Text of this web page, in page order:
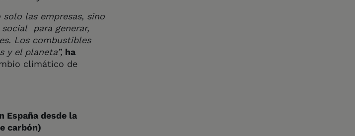
las empresas, sino
para generar,
Los combustibles
y el planeta”, ha
climático de
España desde la
carbón)